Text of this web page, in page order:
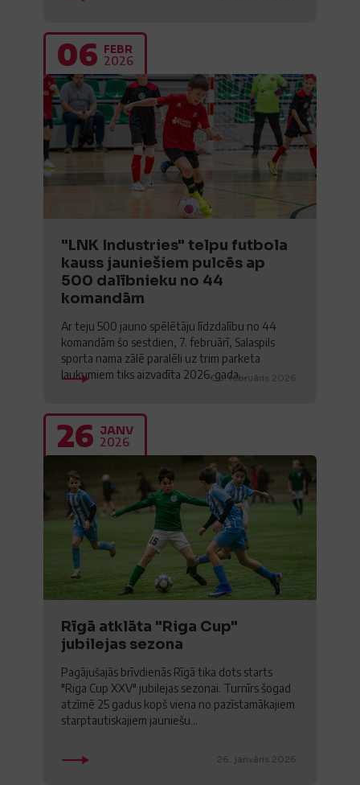
06 FEBR
2026
"LNK Industries" telpu futbola
kauss jauniešiem pulcēs ap
500 dalībnieku no 44
komandām
Ar teju 500 jauno spēlētāju līdzdalību no 44
komandām šo sestdien, 7. februārī, Salaspils
sporta nama zālē paralēli uz trim parketa
laukumiem tiks aizvadīta 2026. gada...06. februāris 2026.
26 JANV
2026
Rīgā atklāta "Riga Cup"
jubilejas sezona
Pagājušajās brīvdienās Rīgā tika dots starts
"Riga Cup XXV" jubilejas sezonai. Turnīrs šogad
atzīmē 25 gadus kopš viena no pazīstamākajiem
starptautiskajiem jauniešu...
26. janvāris 2026.